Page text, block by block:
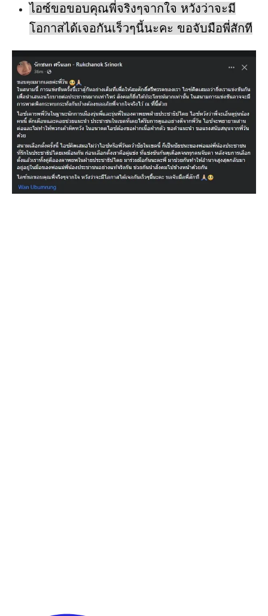
ไอซ์ขอขอบคุณพี่จริงๆจากใจ หวังว่าจะมี
โอกาสได้เจอกันเร็วๆนี้นะคะ ขอจับมือพี่สักที